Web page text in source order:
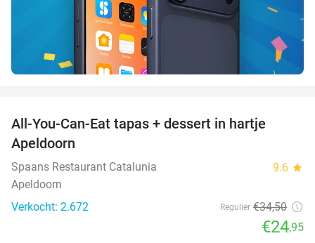
All-You-Can-Eat tapas + dessert in hartje
Apeldoorn
Spaans Restaurant Catalunia 9.6 star
Apeldoorn
Verkocht: 2.672
Regulier €34,50
€24,95